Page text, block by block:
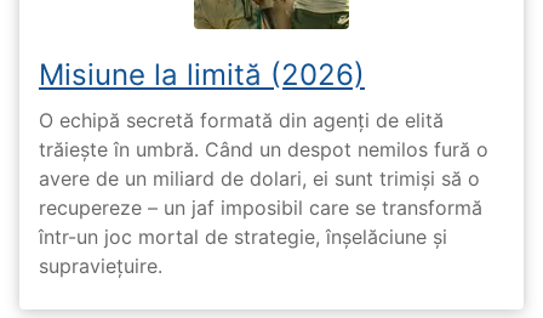
Misiune la limită (2026)
O echipă secretă formată din agenți de elită
trăiește în umbră. Când un despot nemilos fură o
avere de un miliard de dolari, ei sunt trimiși să o
recupereze – un jaf imposibil care se transformă
într-un joc mortal de strategie, înșelăciune și
supraviețuire.